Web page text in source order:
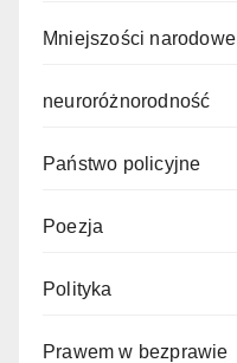
Mniejszości narodowe
neuroróżnorodność
Państwo policyjne
Poezja
Polityka
Prawem w bezprawie